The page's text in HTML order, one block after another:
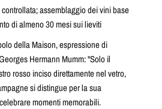
assemblaggio dei vini base
di almeno 30 mesi sui lieviti
della Maison, espressione di
Hermann Mumm: "Solo il
rosso inciso direttamente nel vetro,
si distingue per la sua
momenti memorabili.